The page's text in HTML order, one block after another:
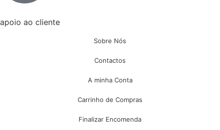
apoio ao cliente
Sobre Nós
Contactos
A minha Conta
Carrinho de Compras
Finalizar Encomenda